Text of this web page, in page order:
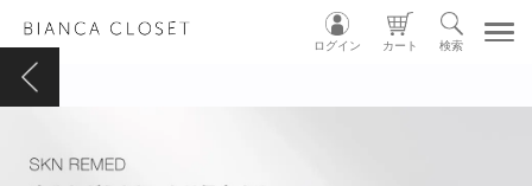
ログイン カート 検索
TOP